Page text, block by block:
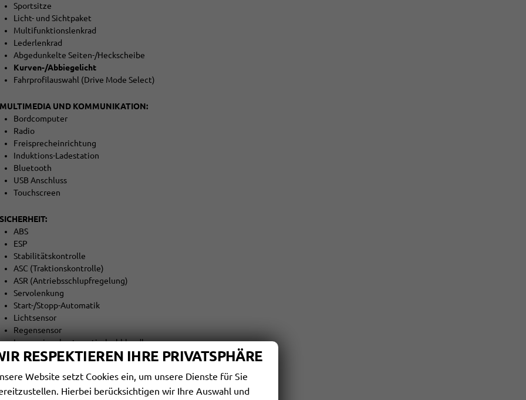
Sportsitze
Licht- und Sichtpaket
Multifunktionslenkrad
Lederlenkrad
Abgedunkelte Seiten-/Heckscheibe
Kurven-/Abbiegelicht
Fahrprofilauswahl (Drive Mode Select)
MULTIMEDIA UND KOMMUNIKATION:
Bordcomputer
Radio
Freisprecheinrichtung
Induktions-Ladestation
Bluetooth
USB Anschluss
Touchscreen
SICHERHEIT:
ABS
ESP
Stabilitätskontrolle
ASC (Traktionskontrolle)
ASR (Antriebsschlupfregelung)
Servolenkung
Start-/Stopp-Automatik
Lichtsensor
Regensensor
Innenspiegel automatisch abblendbar
Berganfahrassistent
Notbremsassistent (F.A.)
Spurhalteassistent
RESPEKTIEREN IHRE PRIVATSPHÄRE
Website setzt Cookies ein, um unsere Dienste für Sie
Hierbei berücksichtigen wir Ihre Auswahl und